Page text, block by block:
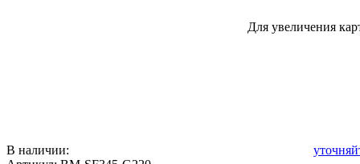
Для увеличения
В наличии: